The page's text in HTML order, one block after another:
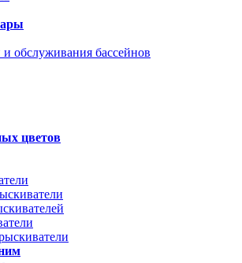
и обслуживания бассейнов
цветов